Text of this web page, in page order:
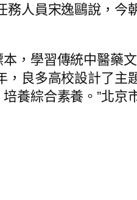
人員宋逸鷗說，今
本，學習傳統中醫藥
良多高校設計了主
養綜合素養。”北京